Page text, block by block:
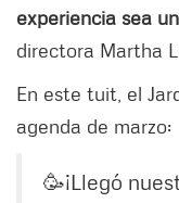
experiencia sea
directora Martha
En este tuit, el
agenda de marzo:
🥳¡Llegó